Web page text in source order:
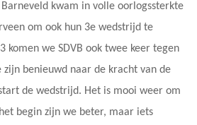
kwam in volle oorlogssterkte
om ook hun 3e wedstrijd te
komen we SDVB ook twee keer tegen
zijn benieuwd naar de kracht van de
de wedstrijd. Het is mooi weer om
begin zijn we beter, maar iets